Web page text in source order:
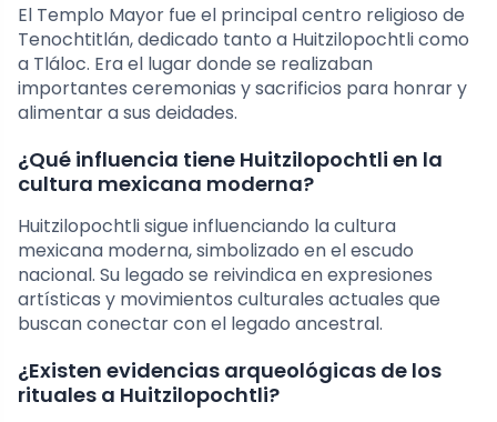
El Templo Mayor fue el principal centro religioso de
Tenochtitlán, dedicado tanto a Huitzilopochtli como
a Tláloc. Era el lugar donde se realizaban
importantes ceremonias y sacrificios para honrar y
alimentar a sus deidades.
¿Qué influencia tiene Huitzilopochtli en la
cultura mexicana moderna?
Huitzilopochtli sigue influenciando la cultura
mexicana moderna, simbolizado en el escudo
nacional. Su legado se reivindica en expresiones
artísticas y movimientos culturales actuales que
buscan conectar con el legado ancestral.
¿Existen evidencias arqueológicas de los
rituales a Huitzilopochtli?